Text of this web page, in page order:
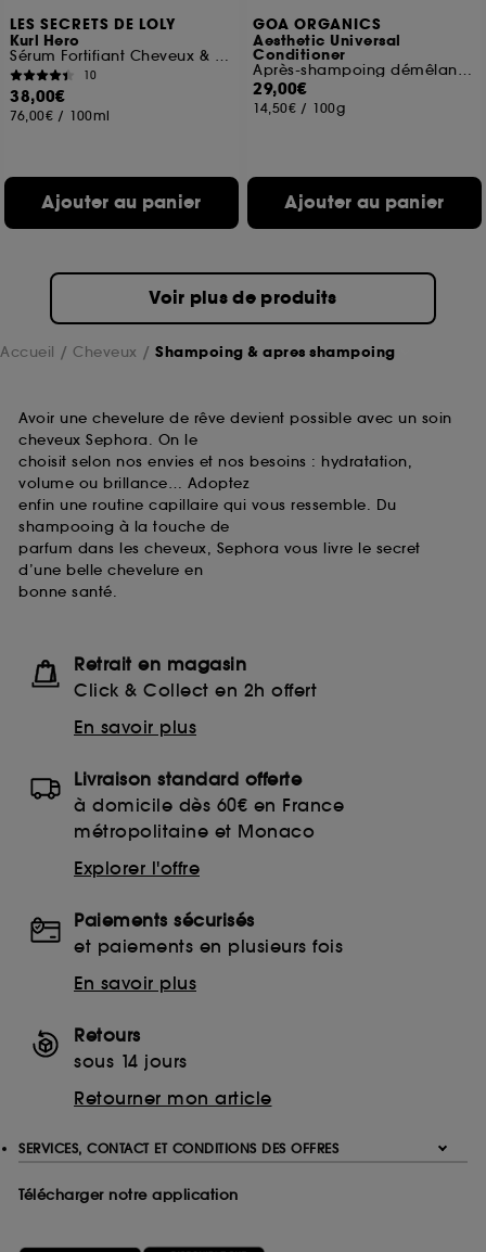
LES SECRETS DE LOLY
Kurl Hero
Sérum Fortifiant Cheveux & Cuir Chevelu
10
38,00€
76,00€ / 100ml
Ajouter au panier
GOA ORGANICS
Aesthetic Universal
Conditioner
Après-shampoing démêlant tout type de cheveux
29,00€
14,50€ / 100g
Ajouter au panier
Voir plus de produits
Accueil Cheveux Shampoing & apres shampoing
Avoir une chevelure de rêve devient possible avec un soin
cheveux Sephora. On le
choisit selon nos envies et nos besoins : hydratation,
volume ou brillance… Adoptez
enfin une routine capillaire qui vous ressemble. Du
shampooing à la touche de
parfum dans les cheveux, Sephora vous livre le secret
d’une belle chevelure en
bonne santé.
Retrait en magasin
Click & Collect en 2h offert
En savoir plus
Livraison standard offerte
à domicile dès 60€ en France
métropolitaine et Monaco
Explorer l'offre
Paiements sécurisés
et paiements en plusieurs fois
En savoir plus
Retours
sous 14 jours
Retourner mon article
SERVICES, CONTACT ET CONDITIONS DES OFFRES
Télécharger notre application